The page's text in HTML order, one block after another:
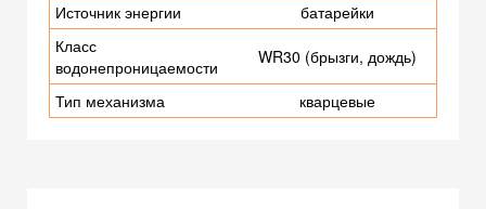
Источник энергии
батарейки
Класс
водонепроницаемости
WR30 (брызги, дождь)
Тип механизма кварцевые